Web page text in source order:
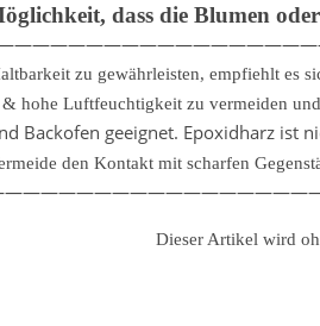
dass die Blumen
zu gewährleisten, empfiehlt es
hohe Luftfeuchtigkeit zu vermeiden
Backofen geeignet. Epoxidharz ist
den Kontakt mit scharfen
Dieser Artikel wird